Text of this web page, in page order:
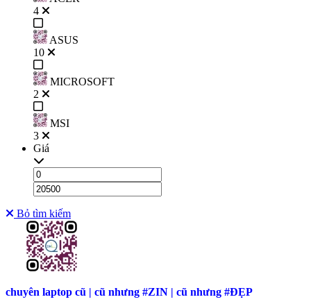
4
ASUS
10
MICROSOFT
2
MSI
3
Giá
Bỏ tìm kiếm
chuyên laptop cũ | cũ nhưng #ZIN | cũ nhưng #ĐẸP